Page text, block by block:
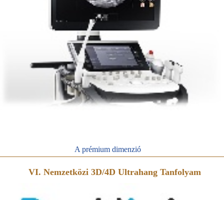
A prémium dimenzió
VI. Nemzetközi 3D/4D Ultrahang Tanfolyam